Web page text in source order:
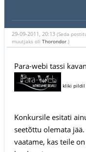
29-09-2011, 20:13 (Seda
muutjaks oli Thorondor.)
Para-webi tassi
kliki pildil
Konkursile esitati
seetõttu olemata
vaatame, kas teile